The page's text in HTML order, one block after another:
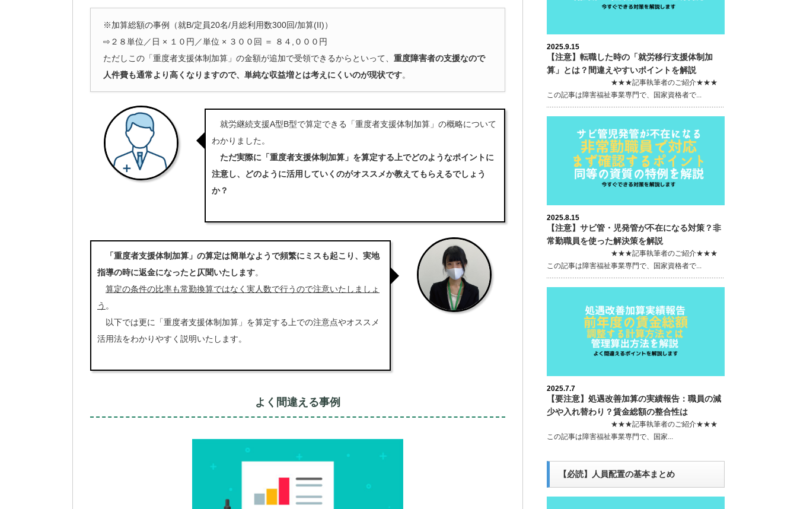
※加算総額の事例（就B/定員20名/月総利用数300回/加算(II)）
⇨２８単位／日 × １０円／単位 × ３００回 ＝ ８４,０００円
ただしこの「重度者支援体制加算」の金額が追加で受領できるからといって、 重度障害者の支援なので
人件費も通常より高くなりますので、単純な収益増とは考えにくいのが現状です。
就労継続支援A型B型で算定できる「重度者支援体制加算」の概略について
わかりました。
ただ実際に「重度者支援体制加算」を算定する上でどのようなポイントに
注意し、どのように活用していくのがオススメか教えてもらえるでしょう
か？
「重度者支援体制加算」の算定は簡単なようで頻繁にミスも起こり、実地
指導の時に返金になったと仄聞いたします。
算定の条件の比率も常勤換算ではなく実人数で行うので注意いたしましょ
う 。
以下では更に「重度者支援体制加算」を算定する上での注意点やオススメ
活用法をわかりやすく説明いたします。
よく間違える事例
2025.9.15
【注意】転職した時の「就労移行支援体制加
算」とは？間違えやすいポイントを解説
★★★記事執筆者のご紹介★★★
この記事は障害福祉事業専門で、国家資格者で...
2025.8.15
【注意】サビ管・児発管が不在になる対策？非
常勤職員を使った解決策を解説
★★★記事執筆者のご紹介★★★
この記事は障害福祉事業専門で、国家資格者で...
2025.7.7
【要注意】処遇改善加算の実績報告：職員の減
少や入れ替わり？賃金総額の整合性は
★★★記事執筆者のご紹介★★★
この記事は障害福祉事業専門で、国家...
【必読】人員配置の基本まとめ